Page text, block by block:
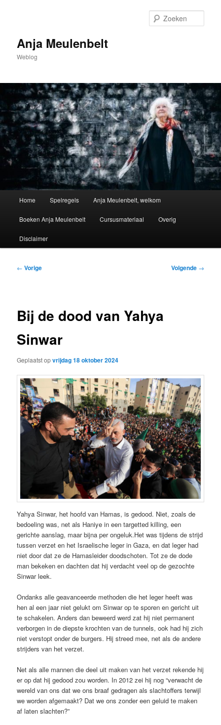
inhoudAnja Meulenbelt
Weblog
Home Spelregels Anja Meulenbelt, welkom
Boeken Anja Meulenbelt Cursusmateriaal Overig
Disclaimer
Bericht
← Vorige Volgende →
Bij de dood van Yahya
Sinwar
Geplaatst opvrijdag 18 oktober 2024
Yahya Sinwar, het hoofd van Hamas, is gedood. Niet, zoals de
bedoeling was, net als Haniye in een targetted killing, een
gerichte aanslag, maar bijna per ongeluk.Het was tijdens de strijd
tussen verzet en het Israelische leger in Gaza, en dat leger had
niet door dat ze de Hamasleider doodschoten. Tot ze de dode
man bekeken en dachten dat hij verdacht veel op de gezochte
Sinwar leek.
Ondanks alle geavanceerde methoden die het leger heeft was
hen aleen jaar niet gelukt om Sinwar op te sporen en gericht uit
te schakelen. Anders dan beweerd werd zat hij niet permanent
verborgen in de diepste krochten van de tunnels, ook had hij zich
niet verstopt onder de burgers. Hij streed mee, net als de andere
strijders van het verzet.
Net als alle mannen die deel uit maken van het verzet rekende hij
er op dat hij gedood zou worden. In 2012 zei hij nog “verwacht de
wereld van ons dat we ons braaf gedragen als slachtoffers terwijl
we worden afgemaakt? Dat we ons zonder een geluid te maken
af laten slachten?”